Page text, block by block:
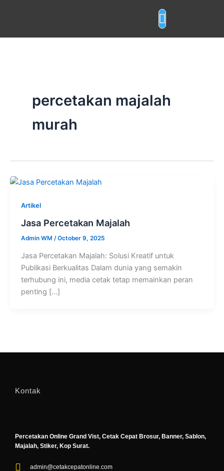
percetakan majalah
murah
Artikel
Jasa Percetakan Majalah
Admin WM /October 9, 2025
Jasa Percetakan Majalah: Solusi Kreatif untuk
Publikasi Berkualitas Dalam dunia yang semakin
terhubung ini, media cetak tetap memainkan peran
penting […]
Kontak
Percetakan Online Grand Vist, Cetak Cepat Brosur, Banner, Sablon,
Majalah, Stiker, Kop Surat.
admin@cetakcepatonline.com